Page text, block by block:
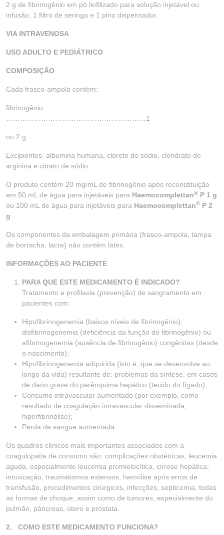
2 g de fibrinogênio em pó liofilizado para solução injetável ou
infusão, 1 filtro de seringa e 1 pino dispensador.
VIA INTRAVENOSA
USO ADULTO E PEDIÁTRICO
COMPOSIÇÃO
Cada frasco-ampola contém:
fibrinogênio…………………………………………………………………
……………………………………………………1
ou 2 g
Excipientes: albumina humana, cloreto de sódio, cloridrato de
arginina e citrato de sódio.
O produto contém 20 mg/mL de fibrinogênio após reconstituição
em 50 mL de água para injetáveis para Haemocomplettan® P 1 g
ou 100 mL de água para injetáveis para Haemocomplettan® P 2
g
Os componentes da embalagem primária (frasco-ampola, tampa
de borracha, lacre) não contêm látex.
INFORMAÇÕES AO PACIENTE
PARA QUE ESTE MEDICAMENTO É INDICADO?
Tratamento e profilaxia (prevenção) de sangramento em
pacientes com:
Hipofibrinogenemia (baixos níveis de fibrinogênio),
disfibrinogenemia (deficiência da função do fibrinogênio) ou
afibrinogenemia (ausência de fibrinogênio) congênitas (desde
o nascimento);
Hipofibrinogenemia adquirida (isto é, que se desenvolve ao
longo da vida) resultante de: problemas da síntese, em casos
de dano grave do parênquima hepático (tecido do fígado);
Consumo intravascular aumentado (por exemplo, como
resultado de coagulação intravascular disseminada,
hiperfibrinólise);
Perda de sangue aumentada.
Os quadros clínicos mais importantes associados com a
coagulopatia de consumo são: complicações obstétricas, leucemia
aguda, especialmente leucemia promielocítica, cirrose hepática,
intoxicação, traumatismos extensos, hemólise após erros de
transfusão, procedimentos cirúrgicos, infecções, septicemia, todas
as formas de choque, assim como de tumores, especialmente do
pulmão, pâncreas, útero e próstata.
2. COMO ESTE MEDICAMENTO FUNCIONA?